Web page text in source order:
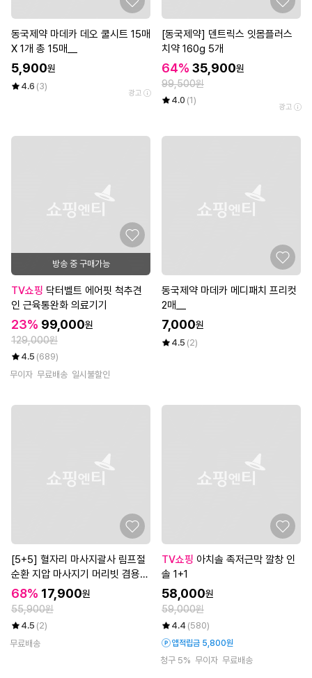
동국제약 마데카 데오 쿨시트 15매
X 1개 총 15매__
5,900원
4.6 (3)
광고
[동국제약] 덴트릭스 잇몸플러스
치약 160g 5개
64% 35,900원
99,500원
4.0 (1)
광고
방송 중 구매가능
TV쇼핑
인 근육통완화 의료기기
23% 99,000원
129,000원
4.5 (689)
무이자 무료배송 일시불할인
동국제약 마데카 메디패치 프리컷
2매__
7,000원
4.5 (2)
[5+5] 혈자리 마사지괄사 림프절
순환 지압 마사지기 머리빗 겸용
(총 10P)
68% 17,900원
55,900원
4.5 (2)
무료배송
TV쇼핑
솔 1+1
58,000원
59,000원
4.4 (580)
앱적립금 5,800원
청구 5% 무이자 무료배송